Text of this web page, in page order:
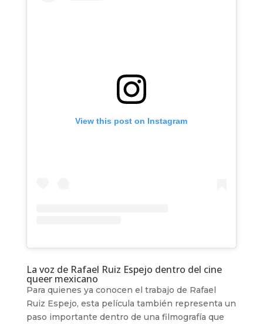
View this post on Instagram
La voz de Rafael Ruiz Espejo dentro del cine
queer mexicano
Para quienes ya conocen el trabajo de Rafael
Ruiz Espejo, esta película también representa un
paso importante dentro de una filmografía que